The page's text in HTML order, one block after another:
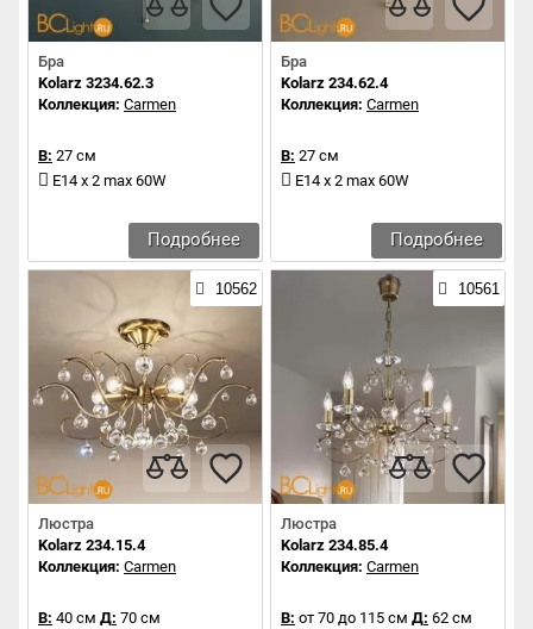
Бра
Kolarz 3234.62.3
Коллекция: Carmen
В: 27 см
E14 x 2 max 60W
Подробнее
Бра
Kolarz 234.62.4
Коллекция: Carmen
В: 27 см
E14 x 2 max 60W
Подробнее
10562
Люстра
Kolarz 234.15.4
Коллекция: Carmen
В: 40 см Д: 70 см
10561
Люстра
Kolarz 234.85.4
Коллекция: Carmen
В: от 70 до 115 см Д: 62 см